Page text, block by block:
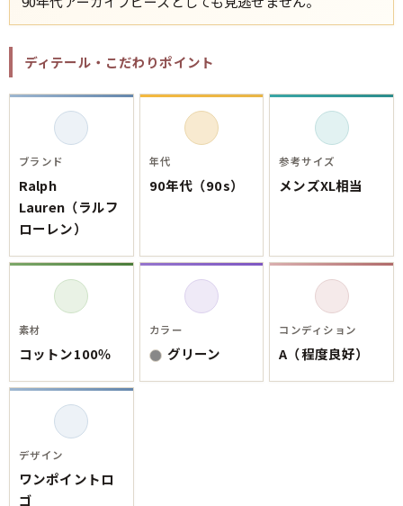
メルマガ登録
古着卸売
特定商取引法に基づく表示
プライバシーポリシー
お問い合わせ
ディテール・こだわりポイント
ブランド
Ralph
Lauren（ラルフ
ローレン）
年代
90年代（90s）
参考サイズ
メンズXL相当
素材
コットン100％
カラー
グリーン
コンディション
A（程度良好）
デザイン
ワンポイントロ
ゴ